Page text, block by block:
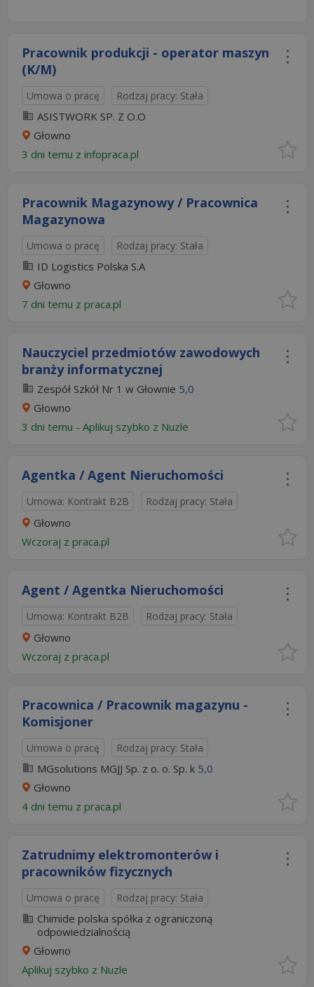
Pracownik produkcji - operator maszyn
(K/M)
Umowa o pracę Rodzaj pracy: Stała
ASISTWORK SP. Z O.O
Głowno
3 dni temu z infopraca.pl
Pracownik Magazynowy / Pracownica
Magazynowa
Umowa o pracę Rodzaj pracy: Stała
ID Logistics Polska S.A
Głowno
7 dni temu z praca.pl
Nauczyciel przedmiotów zawodowych
branży informatycznej
Zespół Szkół Nr 1 w Głownie 5,0
Głowno
3 dni temu - Aplikuj szybko z Nuzle
Agentka / Agent Nieruchomości
Umowa: Kontrakt B2B Rodzaj pracy: Stała
Głowno
Wczoraj z praca.pl
Agent / Agentka Nieruchomości
Umowa: Kontrakt B2B Rodzaj pracy: Stała
Głowno
Wczoraj z praca.pl
Pracownica / Pracownik magazynu -
Komisjoner
Umowa o pracę Rodzaj pracy: Stała
MGsolutions MGJJ Sp. z o. o. Sp. k 5,0
Głowno
4 dni temu z praca.pl
Zatrudnimy elektromonterów i
pracowników fizycznych
Umowa o pracę Rodzaj pracy: Stała
Chimide polska spółka z ograniczoną
odpowiedzialnością
Głowno
Aplikuj szybko z Nuzle